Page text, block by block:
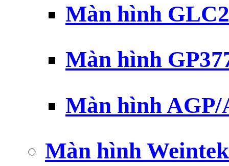
Màn hình
Màn hình
Màn hình AGP/
Màn hình